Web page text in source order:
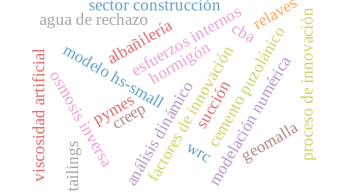
modelación numérica
análisis dinámico
modelo hs-smallesfuerzos internos
factores de innovación
sector construcción
pymes proceso de innovación
albañilería cemento puzolánico
osmosis inversa
hormigón
agua de rechazo
wrc
cba
geomalla
viscosidad artificial creep succión
relaves
tailings